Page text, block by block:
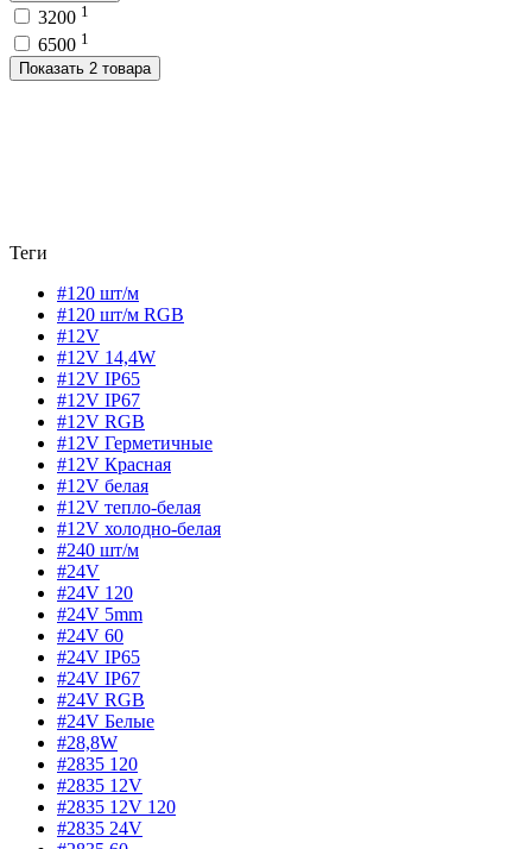
3200 1
6500 1
Показать 2 товара
Теги
#120 шт/м
#120 шт/м RGB
#12V
#12V 14,4W
#12V IP65
#12V IP67
#12V RGB
#12V Герметичные
#12V Красная
#12V белая
#12V тепло-белая
#12V холодно-белая
#240 шт/м
#24V
#24V 120
#24V 5mm
#24V 60
#24V IP65
#24V IP67
#24V RGB
#24V Белые
#28,8W
#2835 120
#2835 12V
#2835 12V 120
#2835 24V